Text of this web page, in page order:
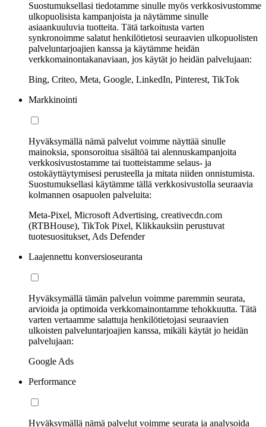
Suostumuksellasi tiedotamme sinulle myös verkkosivustomme
ulkopuolisista kampanjoista ja näytämme sinulle
asiaankuuluvia tuotteita. Tätä tarkoitusta varten
synkronoimme salatut henkilötietosi seuraavien ulkopuolisten
palveluntarjoajien kanssa ja käytämme heidän
verkkomainontakanaviaan, jos käytät jo heidän palvelujaan:
Bing, Criteo, Meta, Google, LinkedIn, Pinterest, TikTok
Markkinointi
Hyväksymällä nämä palvelut voimme näyttää sinulle
mainoksia, sponsoroitua sisältöä tai alennuskampanjoita
verkkosivustostamme tai tuotteistamme selaus- ja
ostokäyttäytymisesi perusteella ja mitata niiden onnistumista.
Suostumuksellasi käytämme tällä verkkosivustolla seuraavia
kolmannen osapuolen palveluita:
Meta-Pixel, Microsoft Advertising, creativecdn.com
(RTBHouse), TikTok Pixel, Klikkauksiin perustuvat
tuotesuositukset, Ads Defender
Laajennettu konversioseuranta
Hyväksymällä tämän palvelun voimme paremmin seurata,
arvioida ja optimoida verkkomainontamme tehokkuutta. Tätä
varten vertaamme salattuja henkilötietojasi seuraavien
ulkoisten palveluntarjoajien kanssa, mikäli käytät jo heidän
palvelujaan:
Google Ads
Performance
Hyväksymällä nämä palvelut voimme seurata ja analysoida